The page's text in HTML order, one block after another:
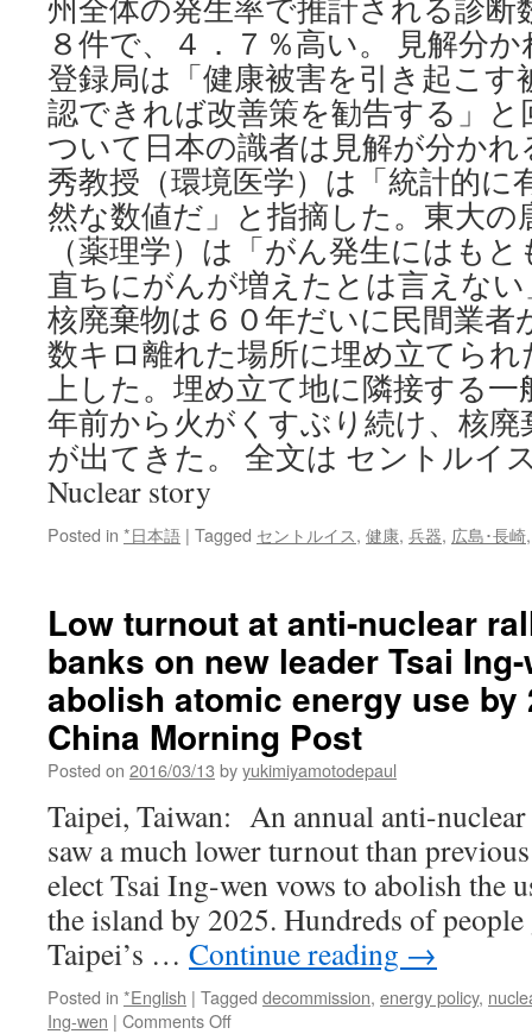
州全体の発生率で推計される診断
８件で、４．７％高い。 見解分
登録局は「健康被害を引き起こす
認できれば改善策を勧告する」
ついて日本の識者は見解が分か
秀教授（環境医学）は「統計的に
然な数値だ」と指摘した。東大の
（薬理学）は「がん発生にはも
直ちにがんが増えたとは言えな
核廃棄物は６０年だいに民間業者
数キロ離れた場所に埋め立てら
上した。埋め立て地に隣接する一
年前から火がくすぶり続け、核
が出てきた。 全文は セントルイ
Nuclear story
Posted in *日本語 | Tagged セントルイス, 健康, 兵器, 広島･長崎
Low turnout at anti-nuclear
banks on new leader Tsai Ing-
abolish atomic energy use by
China Morning Post
Posted on 2016/03/13 byyukimiyamotodepaul
Taipei, Taiwan: An annual anti-
saw a much lower turnout than
elect Tsai Ing-wen vows to abolish the
the island by 2025. Hundreds of people
Taipei’s … Continue reading →
Posted in *English | Tagged decommission, energy policy,
Ing-wen | Comments Offon